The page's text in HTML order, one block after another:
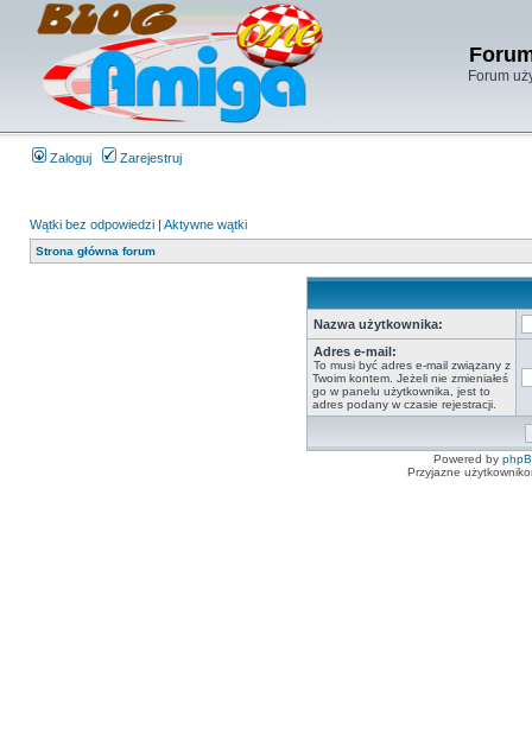
Forum
Zaloguj Zarejestruj
Wątki bez odpowiedzi | Aktywne wątki
Strona główna forum
Nazwa użytkownika:
Adres e-mail:
To musi być adres e-mail związany z
Twoim kontem. Jeżeli nie zmieniałeś
go w panelu użytkownika, jest to
adres podany w czasie rejestracji.
Powered by
Przyjazne